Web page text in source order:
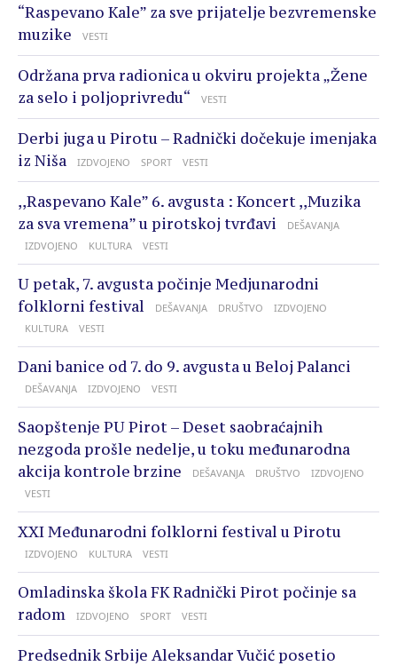
“Raspevano Kale” za sve prijatelje bezvremenske
muzike
VESTI
Održana prva radionica u okviru projekta „Žene
za selo i poljoprivredu“
VESTI
Derbi juga u Pirotu – Radnički dočekuje imenjaka
iz Niša
IZDVOJENO SPORT VESTI
,,Raspevano Kale” 6. avgusta : Koncert ,,Muzika
za sva vremena” u pirotskoj tvrđavi
DEŠAVANJA
IZDVOJENO
KULTURA VESTI
U petak, 7. avgusta počinje Medjunarodni
folklorni festival
DEŠAVANJA DRUŠTVO
IZDVOJENO
KULTURA
VESTI
Dani banice od 7. do 9. avgusta u Beloj Palanci
DEŠAVANJA IZDVOJENO VESTI
Saopštenje PU Pirot – Deset saobraćajnih
nezgoda prošle nedelje, u toku međunarodna
akcija kontrole brzine
DEŠAVANJA DRUŠTVO
IZDVOJENO
VESTI
XXI Međunarodni folklorni festival u Pirotu
IZDVOJENO KULTURA VESTI
Omladinska škola FK Radnički Pirot počinje sa
radom
IZDVOJENO SPORT VESTI
Predsednik Srbije Aleksandar Vučić posetio